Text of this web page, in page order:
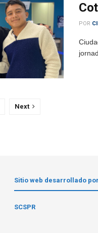
POR
Next
Sitio web desarrollado
SCSPR